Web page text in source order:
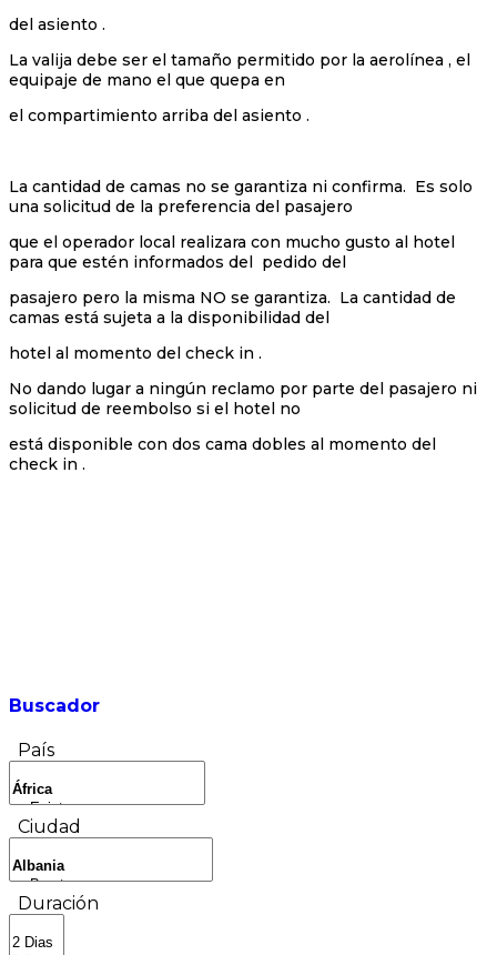
del asiento .
La valija debe ser el tamaño permitido por la aerolínea , el
equipaje de mano el que quepa en
el compartimiento arriba del asiento .
La cantidad de camas no se garantiza ni confirma. Es solo
una solicitud de la preferencia del pasajero
que el operador local realizara con mucho gusto al hotel
para que estén informados del pedido del
pasajero pero la misma NO se garantiza. La cantidad de
camas está sujeta a la disponibilidad del
hotel al momento del check in .
No dando lugar a ningún reclamo por parte del pasajero ni
solicitud de reembolso si el hotel no
está disponible con dos cama dobles al momento del
check in .
Buscador
País
Ciudad
Duración